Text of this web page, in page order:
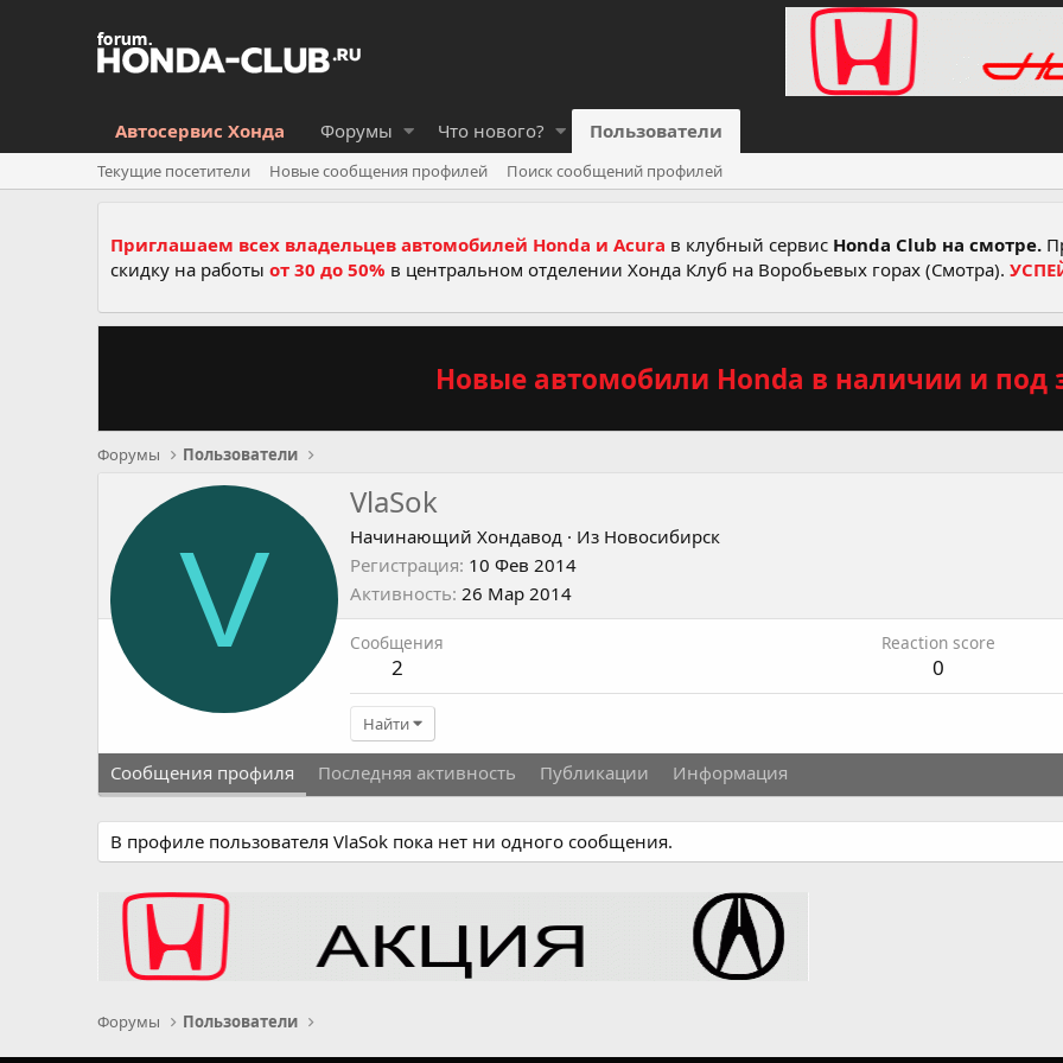
Автосервис Хонда Форумы Что нового? Пользователи
Текущие посетители Новые сообщения профилей Поиск сообщений профилей
Приглашаем всех владельцев автомобилей Honda и Acura в клубный сервис Honda Club на смотре.
скидку на работы от 30 до 50% в центральном отделении Хонда Клуб на Воробьевых горах (Смотра).
Новые автомобили Honda в наличии и под
Форумы Пользователи
V
VlaSok
Начинающий Хондавод · Из Новосибирск
Регистрация 10 Фев 2014
Активность 26 Мар 2014
Сообщения
2
Reaction score
0
Найти
Сообщения профиля Последняя активность Публикации Информация
В профиле пользователя VlaSok пока нет ни одного сообщения.
Форумы Пользователи